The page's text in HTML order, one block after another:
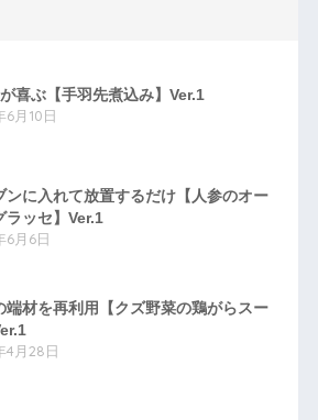
喜ぶ【手羽先煮込み】Ver.1
6月10日
ンに入れて放置するだけ【人参のオー
ラッセ】Ver.1
6月6日
端材を再利用【クズ野菜の鶏がらスー
4月28日